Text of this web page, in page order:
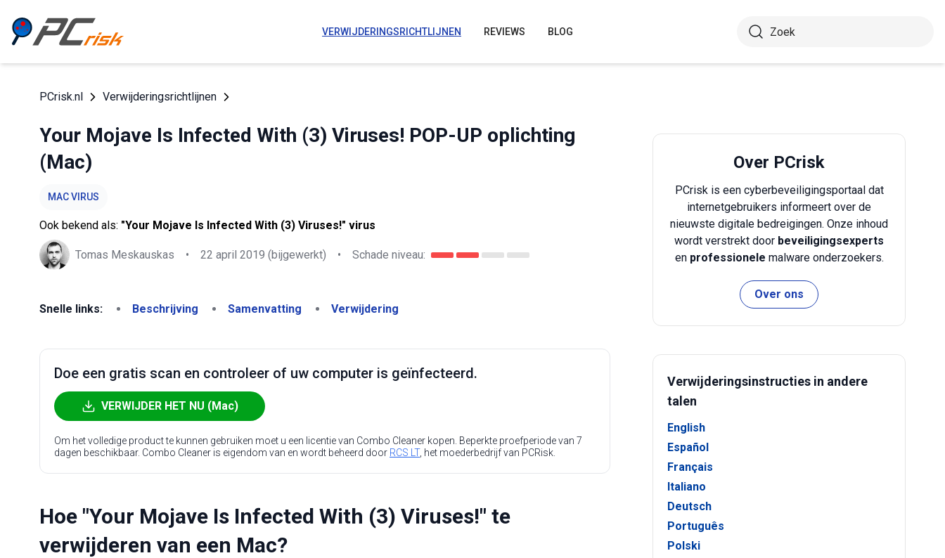
VERWIJDERINGSRICHTLIJNEN REVIEWS BLOG
PCrisk.nl Verwijderingsrichtlijnen
Your Mojave Is Infected With (3) Viruses! POP-UP oplichting
(Mac)
MAC VIRUS
Ook bekend als: "Your Mojave Is Infected With (3) Viruses!" virus
Tomas Meskauskas • 22 april 2019 (bijgewerkt) • Schade niveau:
Snelle links: Beschrijving Samenvatting Verwijdering
Doe een gratis scan en controleer of uw computer is geïnfecteerd.
VERWIJDER HET NU (Mac)
Om het volledige product te kunnen gebruiken moet u een licentie van Combo Cleaner kopen. Beperkte proefperiode van 7
dagen beschikbaar. Combo Cleaner is eigendom van en wordt beheerd door RCS LT, het moederbedrijf van PCRisk.
Hoe "Your Mojave Is Infected With (3) Viruses!" te
verwijderen van een Mac?
Over PCrisk
PCrisk is een cyberbeveiligingsportaal dat
internetgebruikers informeert over de
nieuwste digitale bedreigingen. Onze inhoud
wordt verstrekt door beveiligingsexperts
en professionele malware onderzoekers.
Over ons
Verwijderingsinstructies in andere
talen
English
Español
Français
Italiano
Deutsch
Português
Polski